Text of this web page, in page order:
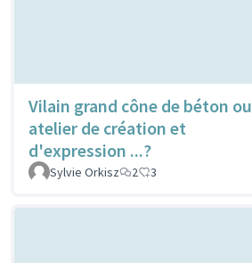
Vilain grand cône de béton ou
atelier de création et
d'expression ...?
Sylvie Orkisz 2 3